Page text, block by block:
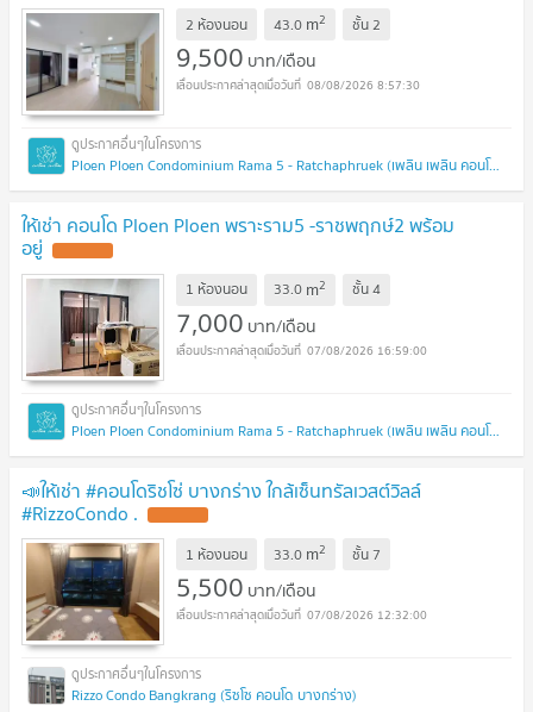
2 ห้องนอน 43.0 m2 ชั้น2
9,500 บาท/เดือน
08/08/2026 8:57:30
Ploen Ploen Condominium Rama 5 - Ratchaphruek (เพลิน เพลิน คอนโดมิเนียม พระราม 5 - ราชพฤกษ์)
ให้เช่า คอนโด Ploen Ploen พราะราม5 -ราชพฤกษ์2 พร้อม
อยู่
1 ห้องนอน 33.0 m2 ชั้น4
7,000 บาท/เดือน
07/08/2026 16:59:00
Ploen Ploen Condominium Rama 5 - Ratchaphruek (เพลิน เพลิน คอนโดมิเนียม พระราม 5 - ราชพฤกษ์)
📣ให้เช่า #คอนโดริชโซ่ บางกร่าง​ ใกล้เซ็นทรัลเวสต์วิลล์​
#RizzoCondo .​
1 ห้องนอน 33.0 m2 ชั้น 7
5,500 บาท/เดือน
07/08/2026 12:32:00
Rizzo Condo Bangkrang (ริซโซ คอนโด บางกร่าง)